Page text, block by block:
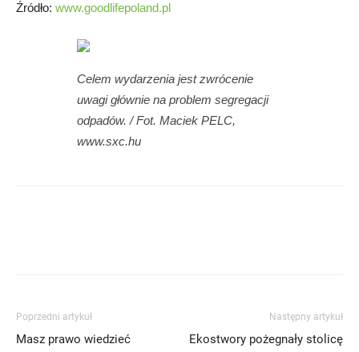
Źródło: www.goodlifepoland.pl
Celem wydarzenia jest zwrócenie
uwagi głównie na problem segregacji
odpadów. / Fot. Maciek PELC,
www.sxc.hu
Poprzedni artykuł
Masz prawo wiedzieć
Następny artykuł
Ekostwory pożegnały stolicę